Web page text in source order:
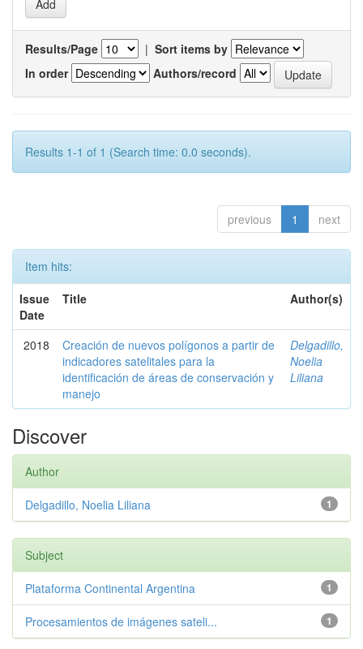
Results/Page | Sort items by
In order
Authors/record
Results 1-1 of 1 (Search time: 0.0 seconds).
previous 1 next
Item hits:
Issue
Date
Title Author(s)
2018
Creación de nuevos polígonos a partir de
indicadores satelitales para la
identificación de áreas de conservación y
manejo
Delgadillo,
Noelia
Liliana
Discover
Author
1
Delgadillo, Noelia Liliana
Subject
1
Plataforma Continental Argentina
1
Procesamientos de imágenes sateli...